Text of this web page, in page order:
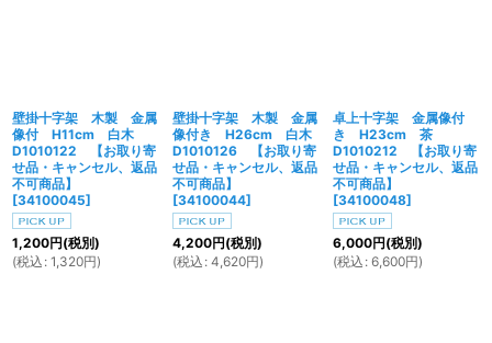
壁掛十字架 木製 金属
像付 H11cm 白木
D1010122 【お取り寄
せ品・キャンセル、返品
不可商品】
[34100045]
1,200円(税別)
(税込 : 1,320円)
壁掛十字架 木製 金属
像付き H26cm 白木
D1010126 【お取り寄
せ品・キャンセル、返品
不可商品】
[34100044]
4,200円(税別)
(税込 : 4,620円)
卓上十字架 金属像付
き H23cm 茶
D1010212 【お取り寄
せ品・キャンセル、返品
不可商品】
[34100048]
6,000円(税別)
(税込 : 6,600円)